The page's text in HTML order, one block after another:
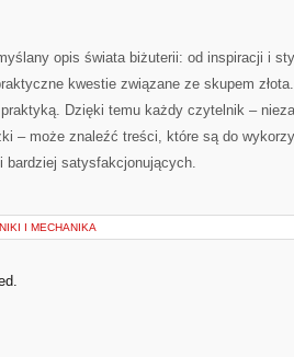
opis świata biżuterii: od inspiracji i
kwestie związane ze skupem
Dzięki temu każdy czytelnik –
– może znaleźć treści, które są do
bardziej satysfakcjonujących.
I MECHANIKA